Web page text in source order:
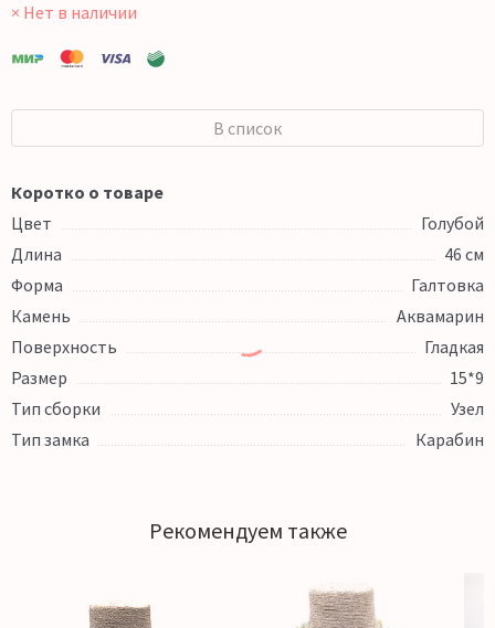
× Нет в наличии
В список
Коротко о товаре
Цвет
Голубой
Длина
46 см
Форма
Галтовка
Камень
Аквамарин
Поверхность
Гладкая
Размер
15*9
Тип сборки
Узел
Тип замка
Карабин
Рекомендуем также